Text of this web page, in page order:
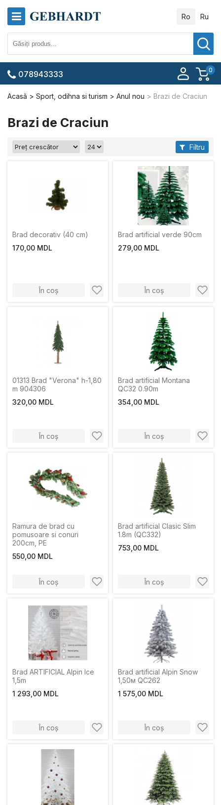
Ro Ru
0
078943333
Acasă Sport, odihna si turism Anul nou Brazi de Craciun
Brazi de Craciun
Filtru
Brad decorativ (40 cm)
170,00 MDL
În coș
Brad artificial verde 90cm
279,00 MDL
În coș
01313 Brad "Verona" h-1,80
m 904306
320,00 MDL
În coș
Brad artificial Montana
QC32 0.90m
354,00 MDL
În coș
Ramura de brad сu
pomusoare si conuri
200cm, PE
550,00 MDL
În coș
Brad artificial Clasic Slim
1.8m (QC332)
753,00 MDL
În coș
Brad ARTIFICIAL Alpin Ice
1,5m
1 293,00 MDL
În coș
Brad artificial Alpin Snow
1,50м QC262
1 575,00 MDL
În coș